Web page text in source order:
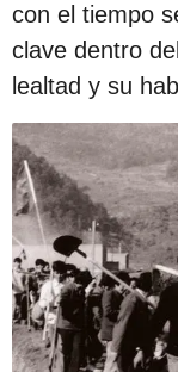
con el tiempo
clave dentro
lealtad y su